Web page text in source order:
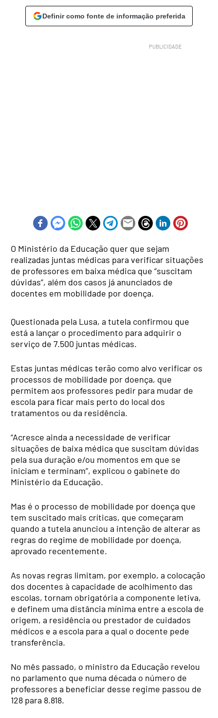
Definir como fonte de informação preferida
O Ministério da Educação quer que sejam
realizadas juntas médicas para verificar situações
de professores em baixa médica que “suscitam
dúvidas”, além dos casos já anunciados de
docentes em mobilidade por doença.
Questionada pela Lusa, a tutela confirmou que
está a lançar o procedimento para adquirir o
serviço de 7.500 juntas médicas.
Estas juntas médicas terão como alvo verificar os
processos de mobilidade por doença, que
permitem aos professores pedir para mudar de
escola para ficar mais perto do local dos
tratamentos ou da residência.
“Acresce ainda a necessidade de verificar
situações de baixa médica que suscitam dúvidas
pela sua duração e/ou momentos em que se
iniciam e terminam”, explicou o gabinete do
Ministério da Educação.
Mas é o processo de mobilidade por doença que
tem suscitado mais críticas, que começaram
quando a tutela anunciou a intenção de alterar as
regras do regime de mobilidade por doença,
aprovado recentemente.
As novas regras limitam, por exemplo, a colocação
dos docentes à capacidade de acolhimento das
escolas, tornam obrigatória a componente letiva,
e definem uma distância mínima entre a escola de
origem, a residência ou prestador de cuidados
médicos e a escola para a qual o docente pede
transferência.
No mês passado, o ministro da Educação revelou
no parlamento que numa década o número de
professores a beneficiar desse regime passou de
128 para 8.818.